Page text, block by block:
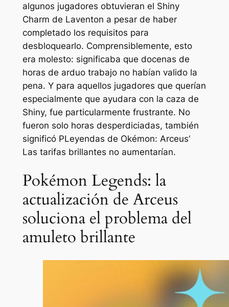
algunos jugadores obtuvieran el Shiny
Charm de Laventon a pesar de haber
completado los requisitos para
desbloquearlo. Comprensiblemente, esto
era molesto: significaba que docenas de
horas de arduo trabajo no habían valido la
pena. Y para aquellos jugadores que querían
especialmente que ayudara con la caza de
Shiny, fue particularmente frustrante. No
fueron solo horas desperdiciadas, también
significó PLeyendas de Okémon: Arceus‘
Las tarifas brillantes no aumentarían.
Pokémon Legends: la
actualización de Arceus
soluciona el problema del
amuleto brillante